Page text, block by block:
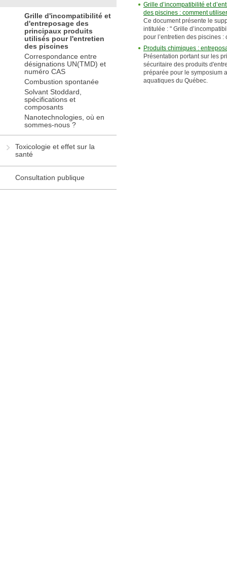
Grille d'incompatibilité et
d'entreposage des
principaux produits
utilisés pour l'entretien
des piscines
Correspondance entre
désignations UN(TMD) et
numéro CAS
Combustion spontanée
Solvant Stoddard,
spécifications et
composants
Nanotechnologies, où en
sommes-nous ?
Toxicologie et effet sur la
santé
Consultation publique
Grille d’incompatibilité et
des piscines : comment
Ce document présente le
intitulée : " Grille
pour l’entretien des piscines
Produits chimiques :
Présentation portant sur les
sécuritaire des produits
préparée pour le symposium
aquatiques du Québec.